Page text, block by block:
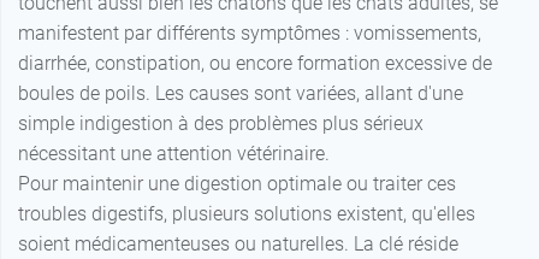
manifestent par différents symptômes : vomissements,
diarrhée, constipation, ou encore formation excessive de
boules de poils. Les causes sont variées, allant d'une
simple indigestion à des problèmes plus sérieux
nécessitant une attention vétérinaire.
Pour maintenir une digestion optimale ou traiter ces
troubles digestifs, plusieurs solutions existent, qu'elles
soient médicamenteuses ou naturelles. La clé réside